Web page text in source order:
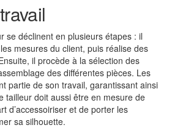
se déclinent en plusieurs étapes : il
mesures du client, puis réalise des
il procède à la sélection des
des différentes pièces. Les
partie de son travail, garantissant ainsi
tailleur doit aussi être en mesure de
d’accessoiriser et de porter les
sa silhouette.